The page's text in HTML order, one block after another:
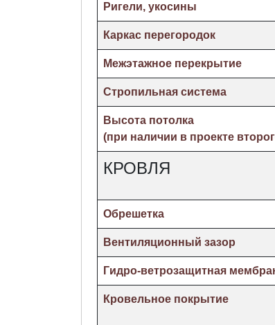
Ригели, укосины
Каркас перегородок
Межэтажное перекрытие
Стропильная система
Высота потолка
(при наличии в проекте
КРОВЛЯ
Обрешетка
Вентиляционный зазор
Гидро-ветрозащитная
Кровельное покрытие